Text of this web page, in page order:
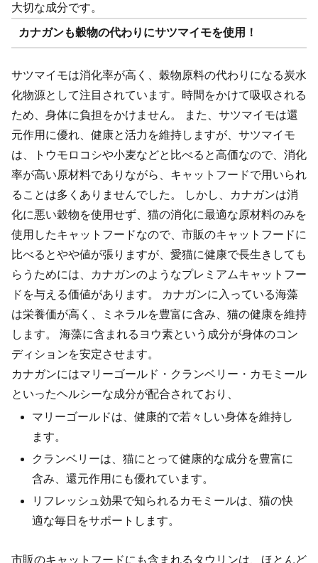
大切な成分です。
カナガンも穀物の代わりにサツマイモを使用！
サツマイモは消化率が高く、穀物原料の代わりになる炭水
化物源として注目されています。時間をかけて吸収される
ため、身体に負担をかけません。 また、サツマイモは還
元作用に優れ、健康と活力を維持しますが、サツマイモ
は、トウモロコシや小麦などと比べると高価なので、消化
率が高い原材料でありながら、キャットフードで用いられ
ることは多くありませんでした。 しかし、カナガンは消
化に悪い穀物を使用せず、猫の消化に最適な原材料のみを
使用したキャットフードなので、市販のキャットフードに
比べるとやや値が張りますが、愛猫に健康で長生きしても
らうためには、カナガンのようなプレミアムキャットフー
ドを与える価値があります。 カナガンに入っている海藻
は栄養価が高く、ミネラルを豊富に含み、猫の健康を維持
します。 海藻に含まれるヨウ素という成分が身体のコン
ディションを安定させます。
カナガンにはマリーゴールド・クランベリー・カモミール
といったヘルシーな成分が配合されており、
マリーゴールドは、健康的で若々しい身体を維持し
ます。
クランベリーは、猫にとって健康的な成分を豊富に
含み、還元作用にも優れています。
リフレッシュ効果で知られるカモミールは、猫の快
適な毎日をサポートします。
市販のキャットフードにも含まれるタウリンは、ほとんど